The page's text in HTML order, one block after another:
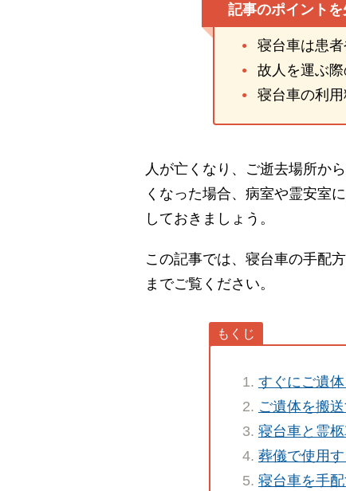
記事のポイントを
寝台車は患
故人を運ぶ
寝台車の利
人が亡くなり、ご逝去場所か
くなった場合、病室や霊安室
しておきましょう。
この記事では、寝台車の手配
までご覧ください。
すぐにご遺
ご遺体を搬
寝台車と霊
葬儀で使用
寝台車を手